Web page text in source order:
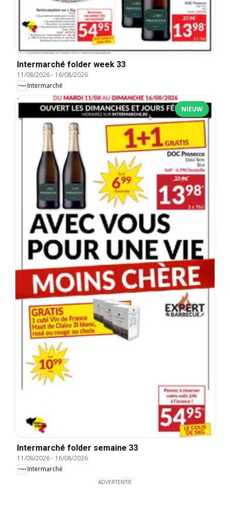
Intermarché folder week 33
11/08/2026- 16/08/2026
Intermarché
NIEUW
Intermarché folder semaine 33
11/08/2026- 16/08/2026
Intermarché
ADVERTENTIE